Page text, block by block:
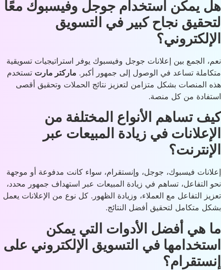
يمكن استخدام جوجل وفيسبوك معًا
نجاح كبير في التسويق
الجمع بين إعلانات جوجل وفيسبوك يوفر استراتيجيات تسويقية
تساعد في الوصول إلى جمهور أكبر.ماركتر مارت تستخدم
المنصات بشكل متزامن لتعزيز نتائج الحملات وتحقيق أقصى
من كل منصة.
تساهم الأنواع المختلفة من
في زيادة المبيعات عبر
فيسبوك، جوجل، وإنستقرام، سواء كانت مدفوعة أو موجهة
التفاعل، تساهم في زيادة المبيعات عبر استهداف جمهور محدد،
التفاعل مع العملاء، وزيادة الظهور. كل نوع من الإعلانات يعمل
متكامل لتحقيق أفضل النتائج.
هي أفضل الأدوات التي يمكن
في التسويق الإلكتروني على